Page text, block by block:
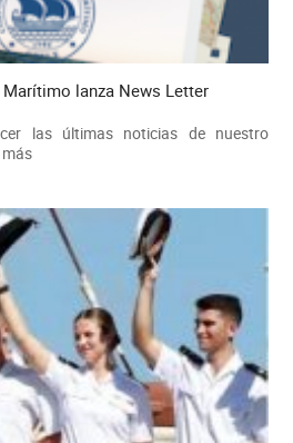
lanza News Letter
las últimas noticias de nuestro